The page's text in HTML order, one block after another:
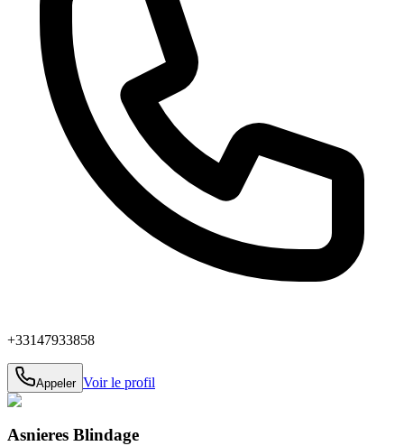
+33147933858
Appeler Voir le profil
Asnieres Blindage